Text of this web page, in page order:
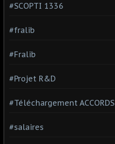
#SCOPTI 1336
#fralib
#Fralib
#Projet R&D
#Téléchargement ACCORDS
#salaires